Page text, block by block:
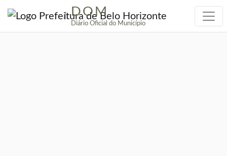
| DOM
Diário Oficial do Município